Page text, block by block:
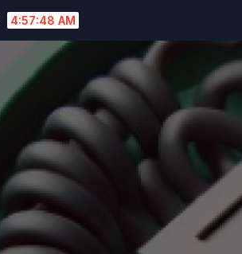
4:57:49 AM